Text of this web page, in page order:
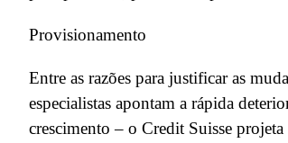
Provisionamento
Entre as razões para justificar as
especialistas apontam a rápida
crescimento – o Credit Suisse